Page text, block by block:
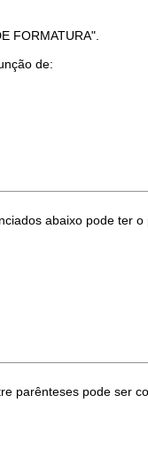
FORMATURA".
de:
abaixo pode ter
parênteses pode ser